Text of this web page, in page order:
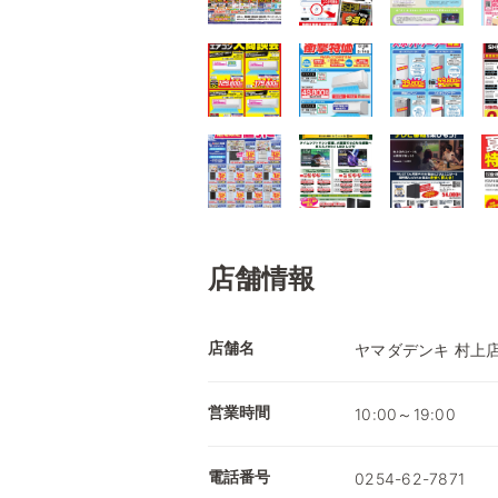
店舗情報
店舗名 ヤマダデンキ 村上
営業時間 10:00～19:00
電話番号 0254-62-7871